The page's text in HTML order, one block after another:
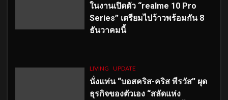
ในงานเปิดตัว “realme 10 Pro
Series” เตรียมไปว้าวพร้อมกัน 8
ธันวาคมนี้
LIVING UPDATE
นั่งแท่น “บอสคริส-คริส พีรวัส” ผุด
ธุรกิจของตัวเอง “สลัดแห่ง